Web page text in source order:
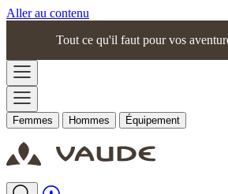
Aller au contenu
Tout ce qu'il faut pour vos
Femmes Hommes Équipement